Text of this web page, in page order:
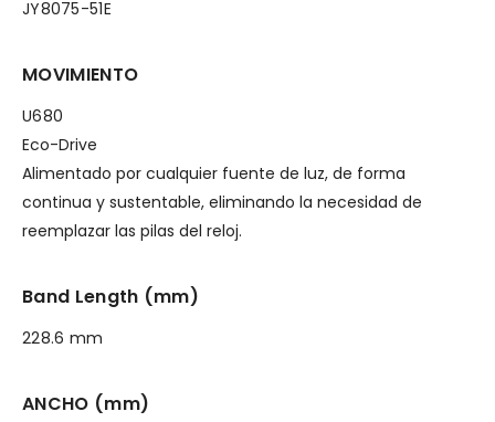
JY8075-51E
MOVIMIENTO
U680
Eco-Drive
Alimentado por cualquier fuente de luz, de forma
continua y sustentable, eliminando la necesidad de
reemplazar las pilas del reloj.
Band Length (mm)
228.6 mm
ANCHO (mm)